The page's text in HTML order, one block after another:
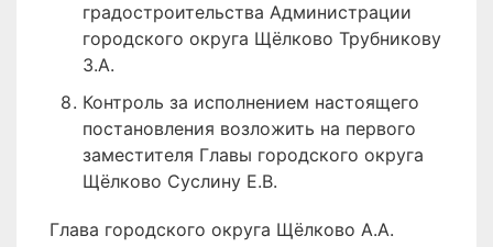
градостроительства Администрации
городского округа Щёлково Трубникову
З.А.
Контроль за исполнением настоящего
постановления возложить на первого
заместителя Главы городского округа
Щёлково Суслину Е.В.
Глава городского округа Щёлково А.А.